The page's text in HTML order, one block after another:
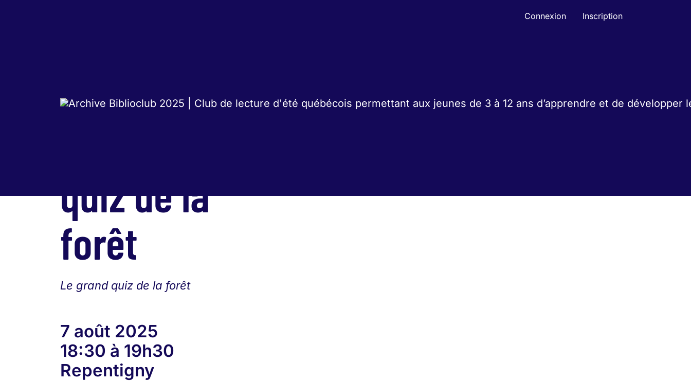
Connexion Inscription
quiz de la
forêt
Le grand quiz de la forêt
7 août 2025
18:30 à 19h30
Repentigny